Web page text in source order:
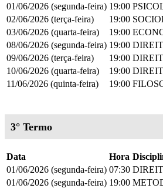
01/06/2026 (segunda-feira) 19:00
02/06/2026 (terça-feira)
19:00
03/06/2026 (quarta-feira)
19:00
08/06/2026 (segunda-feira) 19:00
09/06/2026 (terça-feira)
19:00
10/06/2026 (quarta-feira)
19:00
11/06/2026 (quinta-feira)
19:00
3° Termo
Data Hora
01/06/2026 (segunda-feira) 07:30
01/06/2026 (segunda-feira) 19:00